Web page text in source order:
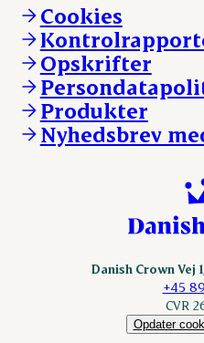
Vores resultater
Vores lokationer
Kontakt
Andelsejere - kreatur
DAT-Schaub.com
ESS-FOOD.com
Fonden Dansk Gastronomi
KLS.se
nordicspoor.com
Scanhide.dk
Cookies
Opskrifter
Produkter
Nyhedsbrev
Danish Crown Vej
+45
CVR
Opdater